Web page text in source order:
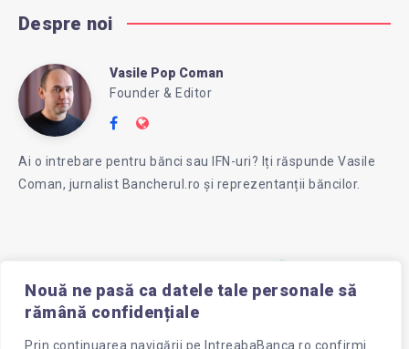
Nouă ne pasă ca datele tale personale să
rămână confidențiale
Prin continuarea navigării pe IntreabaBanca.ro confirmi
Despre noi
Vasile
Pop
Vasile Pop Coman
Founder & Editor
Follow
on
Website:
Ai o intrebare pentru bănci sau IFN-uri? Iți răspunde Vasile
Coman, jurnalist Bancherul.ro și reprezentanții băncilor.